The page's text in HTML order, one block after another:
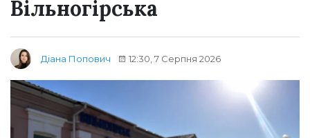
Вільногірська
Діана Попович 12:30, 7 Серпня 2026